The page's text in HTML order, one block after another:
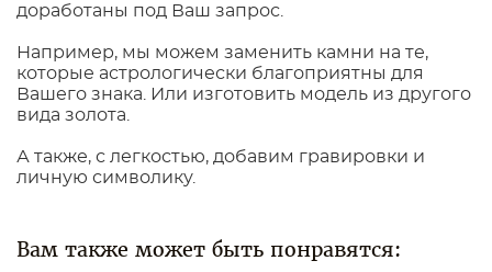
доработаны под Ваш запрос.
Например, мы можем заменить камни на те,
которые астрологически благоприятны для
Вашего знака. Или изготовить модель из другого
вида золота.
А также, с легкостью, добавим гравировки и
личную символику.
Вам также может быть понравятся: